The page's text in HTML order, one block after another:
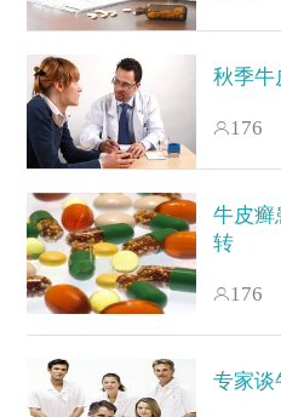
秋季牛
176
牛皮癣
转
176
专家谈